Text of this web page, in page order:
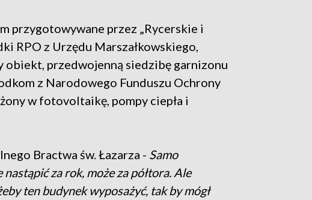
przygotowywane przez „Rycerskie i
RPO z Urzędu Marszałkowskiego,
przedwojenną siedzibę garnizonu
z Narodowego Funduszu Ochrony
w fotovoltaikę, pompy ciepła i
Bractwa św. Łazarza - Samo
za rok, może za półtora. Ale
ten budynek wyposażyć, tak by mógł